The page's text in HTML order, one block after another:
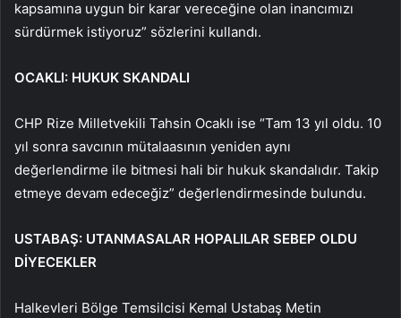
kapsamına uygun bir karar vereceğine olan inancımızı
sürdürmek istiyoruz” sözlerini kullandı.
OCAKLI: HUKUK SKANDALI
CHP Rize Milletvekili Tahsin Ocaklı ise “Tam 13 yıl oldu. 10
yıl sonra savcının mütalaasının yeniden aynı
değerlendirme ile bitmesi hali bir hukuk skandalıdır. Takip
etmeye devam edeceğiz” değerlendirmesinde bulundu.
USTABAŞ: UTANMASALAR HOPALILAR SEBEP OLDU
DİYECEKLER
Halkevleri Bölge Temsilcisi Kemal Ustabaş Metin